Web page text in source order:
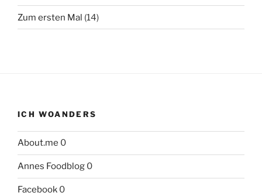
Zum ersten Mal (14)
ICH WOANDERS
About.me 0
Annes Foodblog 0
Facebook 0